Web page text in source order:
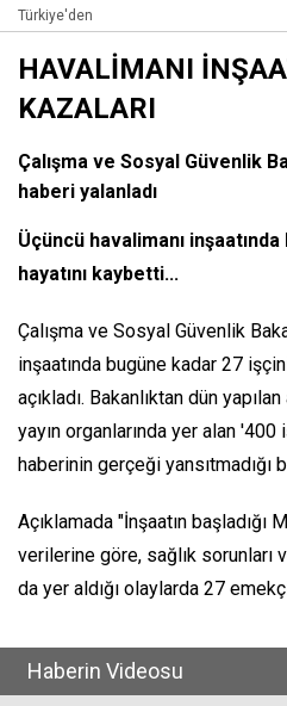
Türkiye'den
HAVALİMANI
KAZALARI
Çalışma ve Sosyal Güvenlik
haberi yalanladı
Üçüncü havalimanı
hayatını kaybetti...
Çalışma ve Sosyal Güvenlik
inşaatında bugüne kadar 27
açıkladı. Bakanlıktan dün
yayın organlarında yer alan
haberinin gerçeği yansıtmadığı
Açıklamada "İnşaatın başladığı
verilerine göre, sağlık sorunları
da yer aldığı olaylarda 27
Haberin Videosu